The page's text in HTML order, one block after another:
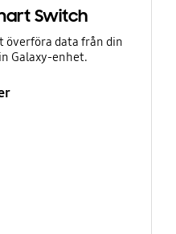
Switch
överföra data från din
Galaxy-enhet.